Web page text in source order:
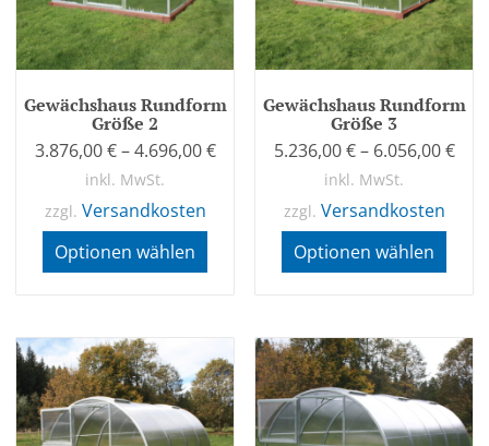
Gewächshaus Rundform
Größe 2
3.876,00€–4.696,00€
inkl. MwSt.
zzgl. Versandkosten
Optionen wählen
Gewächshaus Rundform
Größe 3
5.236,00€– 6.056,00€
inkl. MwSt.
zzgl. Versandkosten
Optionen wählen